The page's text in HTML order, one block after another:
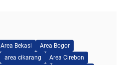
Area Bekasi
Area Bogor
area cikarang
Area Cirebon